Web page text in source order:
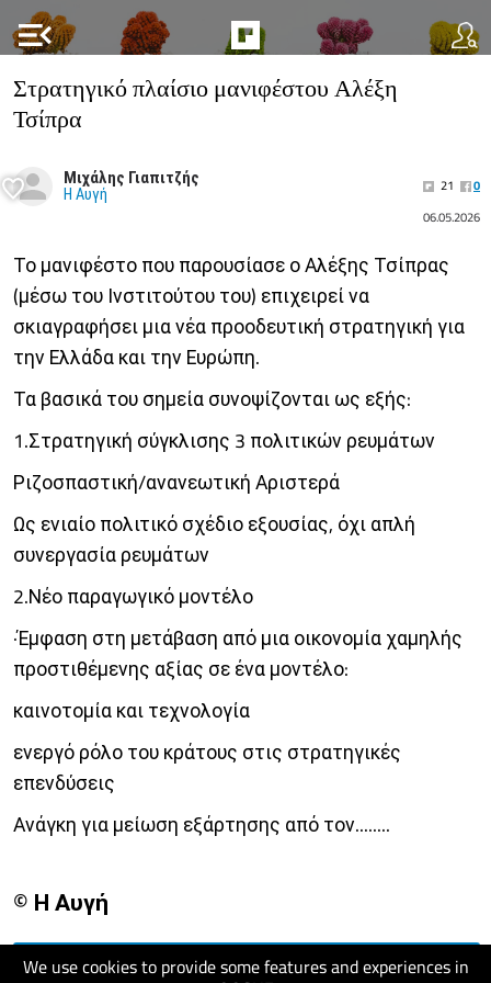
menu_open
We use cookies to provide some features and experiences in
Στρατηγικό πλαίσιο μανιφέστου Αλέξη
Τσίπρα
Μιχάλης Γιαπιτζής
Η Αυγή 21
0
06.05.2026
Το μανιφέστο που παρουσίασε ο Αλέξης Τσίπρας
(μέσω του Ινστιτούτου του) επιχειρεί να
σκιαγραφήσει μια νέα προοδευτική στρατηγική για
την Ελλάδα και την Ευρώπη.
Τα βασικά του σημεία συνοψίζονται ως εξής:
1.Στρατηγική σύγκλισης 3 πολιτικών ρευμάτων
Ριζοσπαστική/ανανεωτική Αριστερά
Ως ενιαίο πολιτικό σχέδιο εξουσίας, όχι απλή
συνεργασία ρευμάτων
2.Νέο παραγωγικό μοντέλο
·Έμφαση στη μετάβαση από μια οικονομία χαμηλής
προστιθέμενης αξίας σε ένα μοντέλο:
καινοτομία και τεχνολογία
ενεργό ρόλο του κράτους στις στρατηγικές
επενδύσεις
Ανάγκη για μείωση εξάρτησης από τον........
© Η Αυγή